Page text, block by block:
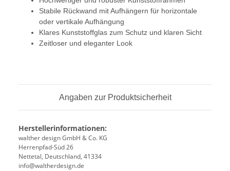
Stabile Rückwand mit Aufhängern für horizontale
oder vertikale Aufhängung
Klares Kunststoffglas zum Schutz und klaren Sicht
Zeitloser und eleganter Look
Angaben zur Produktsicherheit
Herstellerinformationen:
walther design GmbH & Co. KG
Herrenpfad-Süd 26
Nettetal, Deutschland, 41334
info@waltherdesign.de